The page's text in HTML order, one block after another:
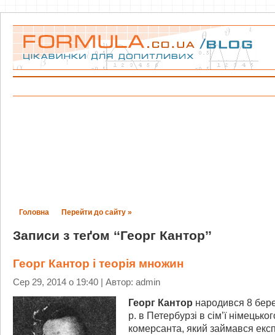
Головна Перейти до сайту »
Записи з теґом ‘‘Георг Кантор’’
Георг Кантор і теорія множин
Сер 29, 2014 о 19:40 | Автор: admin
Георг Кантор народився 8
р. в Петербурзі в сім’ї
комерсанта, який займався